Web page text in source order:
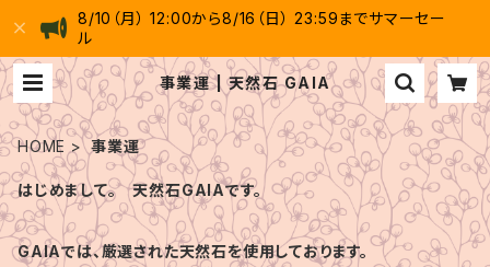
8/10（月） 12:00から8/16（日） 23:59までサマーセー
ル
事業運 | 天然石 GAIA
HOME 事業運
はじめまして。 天然石GAIAです。
GAIAでは、厳選された天然石を使用しております。